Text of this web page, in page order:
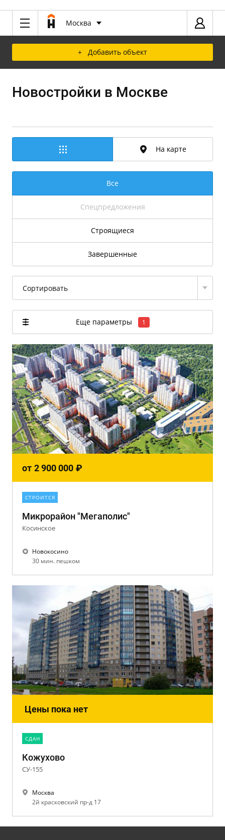
Москва
+ Добавить объект
Новостройки в Москве
На карте
Все
Спецпредложения
Строящиеся
Завершенные
Сортировать
Еще параметры 1
от 2 900 000 ₽
СТРОИТСЯ
Микрорайон "Мегаполис"
Косинское
Новокосино
30 мин. пешком
Цены пока нет
CДАН
Кожухово
СУ-155
Москва
2й красковский пр-д 17